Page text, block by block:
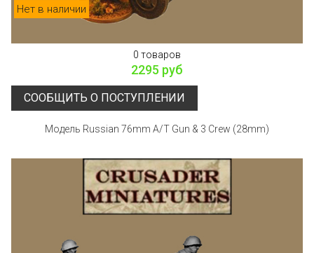
Нет в наличии
0 товаров
2295 руб
СООБЩИТЬ О ПОСТУПЛЕНИИ
Модель Russian 76mm A/T Gun & 3 Crew (28mm)